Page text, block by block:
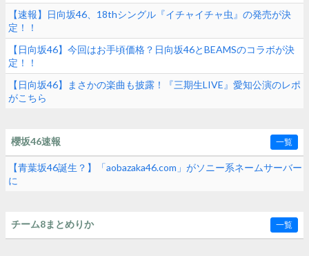
【速報】日向坂46、18thシングル『イチャイチャ虫』の発売が決
定！！
【日向坂46】今回はお手頃価格？日向坂46とBEAMSのコラボが決
定！！
【日向坂46】まさかの楽曲も披露！『三期生LIVE』愛知公演のレポ
がこちら
櫻坂46速報 一覧
【青葉坂46誕生？】「aobazaka46.com」がソニー系ネームサーバー
に
チーム8まとめりか 一覧